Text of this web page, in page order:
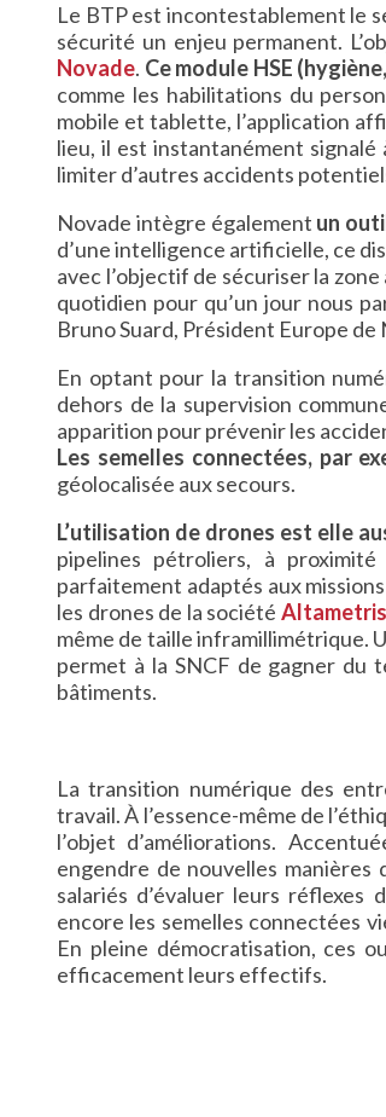
Le BTP est incontestablement le
sécurité un enjeu permanent.
Novade. Ce module HSE
comme les habilitations du
mobile et tablette, l’application
lieu, il est instantanément
limiter d’autres accidents
Novade intègre également un
d’une intelligence artificielle, ce
avec l’objectif de sécuriser la
quotidien pour qu’un jour nous
Bruno Suard, Président Europe de
En optant pour la transition
dehors de la supervision
apparition pour prévenir les
Les semelles connectées, par
géolocalisée aux secours.
L’utilisation de drones est elle
pipelines pétroliers, à
parfaitement adaptés aux
les drones de la société Altametris
même de taille inframillimétrique.
permet à la SNCF de gagner du
bâtiments.
La transition numérique des
travail. À l’essence-même de
l’objet d’améliorations.
engendre de nouvelles
salariés d’évaluer leurs
encore les semelles connectées
En pleine démocratisation, ces
efficacement leurs effectifs.